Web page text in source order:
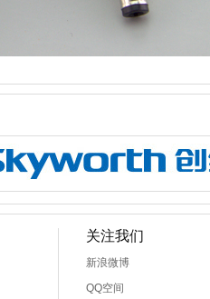
关注我们
新浪微博
QQ空间